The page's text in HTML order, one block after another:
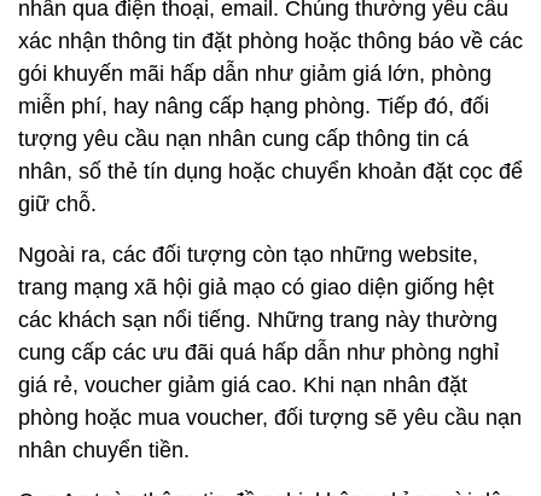
nhân qua điện thoại, email. Chúng thường yêu cầu
xác nhận thông tin đặt phòng hoặc thông báo về các
gói khuyến mãi hấp dẫn như giảm giá lớn, phòng
miễn phí, hay nâng cấp hạng phòng. Tiếp đó, đối
tượng yêu cầu nạn nhân cung cấp thông tin cá
nhân, số thẻ tín dụng hoặc chuyển khoản đặt cọc để
giữ chỗ.
Ngoài ra, các đối tượng còn tạo những website,
trang mạng xã hội giả mạo có giao diện giống hệt
các khách sạn nổi tiếng. Những trang này thường
cung cấp các ưu đãi quá hấp dẫn như phòng nghỉ
giá rẻ, voucher giảm giá cao. Khi nạn nhân đặt
phòng hoặc mua voucher, đối tượng sẽ yêu cầu nạn
nhân chuyển tiền.